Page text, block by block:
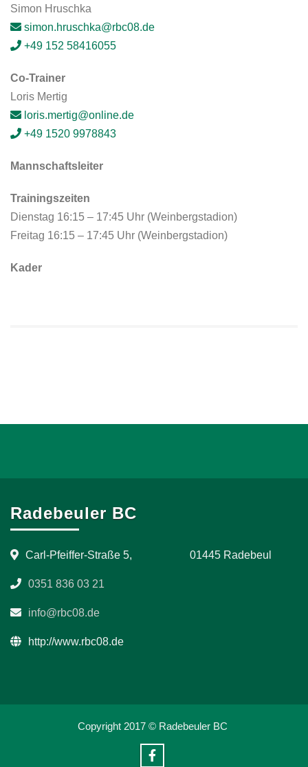
Simon Hruschka
simon.hruschka@rbc08.de
+49 152 58416055
Co-Trainer
Loris Mertig
loris.mertig@online.de
+49 1520 9978843
Mannschaftsleiter
Trainingszeiten
Dienstag 16:15 – 17:45 Uhr (Weinbergstadion)
Freitag 16:15 – 17:45 Uhr (Weinbergstadion)
Kader
Radebeuler BC
Carl-Pfeiffer-Straße 5, 01445 Radebeul
0351 836 03 21
info@rbc08.de
http://www.rbc08.de
Copyright 2017 © Radebeuler BC